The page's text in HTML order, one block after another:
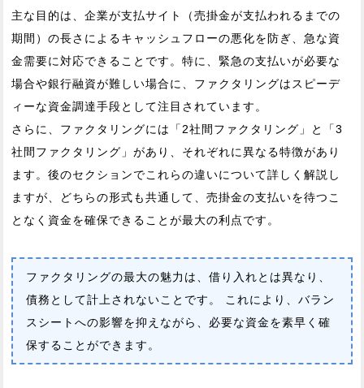
主な目的は、企業が支払サイト（売掛金が支払われるまでの
期間）の長さによるキャッシュフローの悪化を防ぎ、急な資
金需要に対応できることです。特に、緊急の支払いが必要な
場合や銀行融資が難しい場合に、ファクタリングはスピーデ
ィーな資金調達手段として注目されています。
さらに、ファクタリングには「2社間ファクタリング」と「3
社間ファクタリング」があり、それぞれに異なる特徴があり
ます。後のセクションでこれらの違いについて詳しく解説し
ますが、どちらの形式も共通して、売掛金の支払いを待つこ
となく資金を確保できることが最大の利点です。
ファクタリングの最大の魅力は、借り入れとは異なり、
債務として計上されないことです。 これにより、バラン
スシートへの影響を抑えながら、必要な資金を素早く確
保することができます。